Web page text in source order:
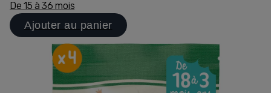
De 15 à 36 mois
Ajouter au panier